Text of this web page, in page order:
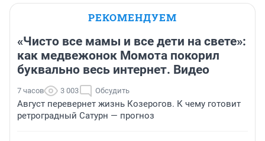
РЕКОМЕНДУЕМ
«Чисто все мамы и все дети на свете»:
как медвежонок Момота покорил
буквально весь интернет. Видео
7 часов 3 003 Обсудить
Август перевернет жизнь Козерогов. К чему готовит
ретроградный Сатурн — прогноз